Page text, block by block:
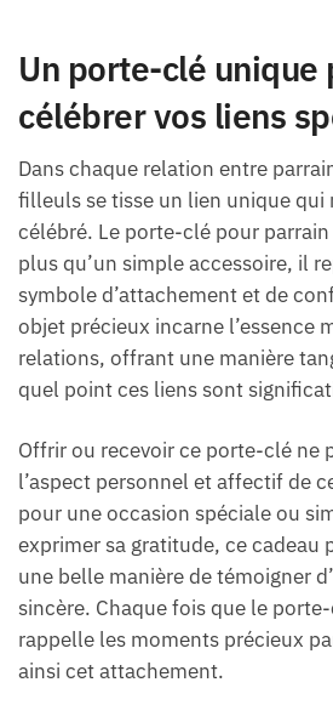
Un porte-clé unique
célébrer vos liens
Dans chaque relation entre
filleuls se tisse un lien unique qui
célébré. Le porte-clé pour
plus qu’un simple accessoire, il
symbole d’attachement et de
objet précieux incarne l’essence
relations, offrant une manière
quel point ces liens sont
Offrir ou recevoir ce porte-clé ne
l’aspect personnel et affectif de
pour une occasion spéciale ou
exprimer sa gratitude, ce cadeau
une belle manière de témoigner
sincère. Chaque fois que le
rappelle les moments précieux
ainsi cet attachement.